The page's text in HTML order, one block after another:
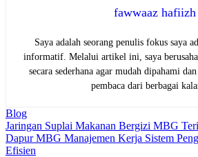
fawwaaz hafiizh
Saya adalah seorang penulis fokus saya
informatif. Melalui artikel ini, saya
secara sederhana agar mudah dipahami
pembaca dari berbagai
Blog
Navigasi
pos
Jaringan Suplai Makanan Bergizi MBG
Dapur MBG Manajemen Kerja Sistem
Efisien